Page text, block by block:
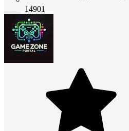
14901